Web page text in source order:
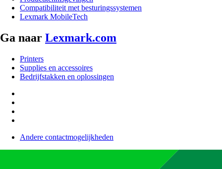
Compatibiliteit met besturingssystemen
Lexmark MobileTech
Ga naar Lexmark.com
Printers
Supplies en accessoires
Bedrijfstakken en oplossingen
Andere contactmogelijkheden